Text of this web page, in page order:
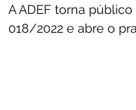
A ADEF torna
018/2022 e abre o